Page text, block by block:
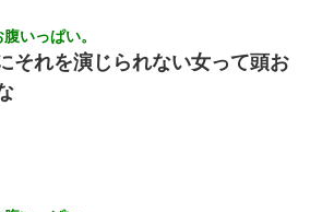
た綺麗な新人さんに職場を案内すること
いっぱい。
それを演じられない女って頭お